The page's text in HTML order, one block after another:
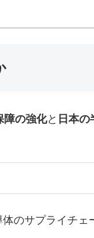
障の強化と 日本の
のサプライチェ